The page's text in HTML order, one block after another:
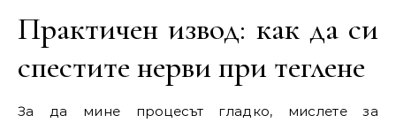
Практичен извод: как да си
спестите нерви при теглене
За да мине процесът гладко, мислете за